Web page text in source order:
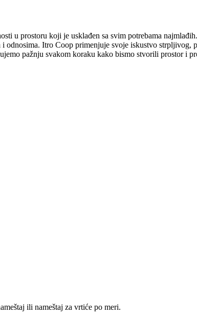
u prostoru koji je usklađen sa svim potrebama
Itro Coop primenjuje svoje iskustvo strpljivog,
pažnju svakom koraku kako bismo stvorili prostor i
ili nameštaj za vrtiće po meri.